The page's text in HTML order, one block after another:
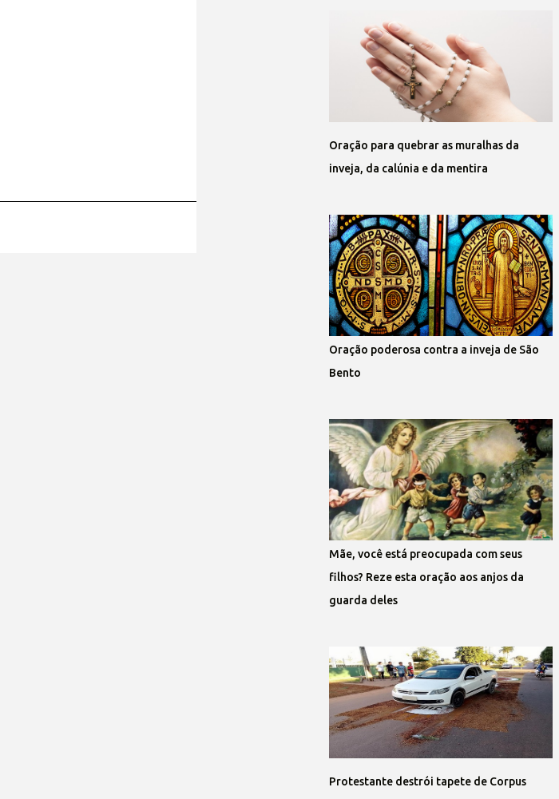
Oração para quebrar as muralhas da
inveja, da calúnia e da mentira
Oração poderosa contra a inveja de São
Bento
Mãe, você está preocupada com seus
filhos? Reze esta oração aos anjos da
guarda deles
Protestante destrói tapete de Corpus